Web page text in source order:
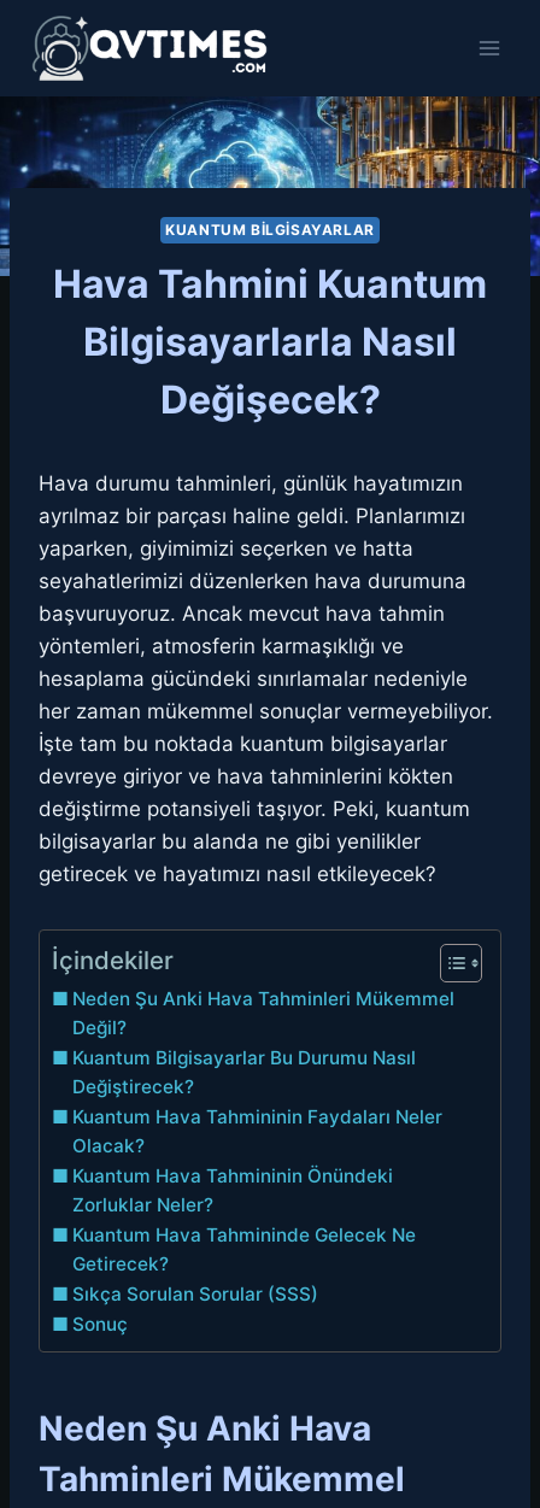
content
KUANTUM BILGISAYARLAR
Hava Tahmini Kuantum
Bilgisayarlarla Nasıl
Değişecek?
Hava durumu tahminleri, günlük hayatımızın
ayrılmaz bir parçası haline geldi. Planlarımızı
yaparken, giyimimizi seçerken ve hatta
seyahatlerimizi düzenlerken hava durumuna
başvuruyoruz. Ancak mevcut hava tahmin
yöntemleri, atmosferin karmaşıklığı ve
hesaplama gücündeki sınırlamalar nedeniyle
her zaman mükemmel sonuçlar vermeyebiliyor.
İşte tam bu noktada kuantum bilgisayarlar
devreye giriyor ve hava tahminlerini kökten
değiştirme potansiyeli taşıyor. Peki, kuantum
bilgisayarlar bu alanda ne gibi yenilikler
getirecek ve hayatımızı nasıl etkileyecek?
İçindekiler
Neden Şu Anki Hava Tahminleri Mükemmel
Değil?
Kuantum Bilgisayarlar Bu Durumu Nasıl
Değiştirecek?
Kuantum Hava Tahmininin Faydaları Neler
Olacak?
Kuantum Hava Tahmininin Önündeki
Zorluklar Neler?
Kuantum Hava Tahmininde Gelecek Ne
Getirecek?
Sıkça Sorulan Sorular (SSS)
Sonuç
Neden Şu Anki Hava
Tahminleri Mükemmel